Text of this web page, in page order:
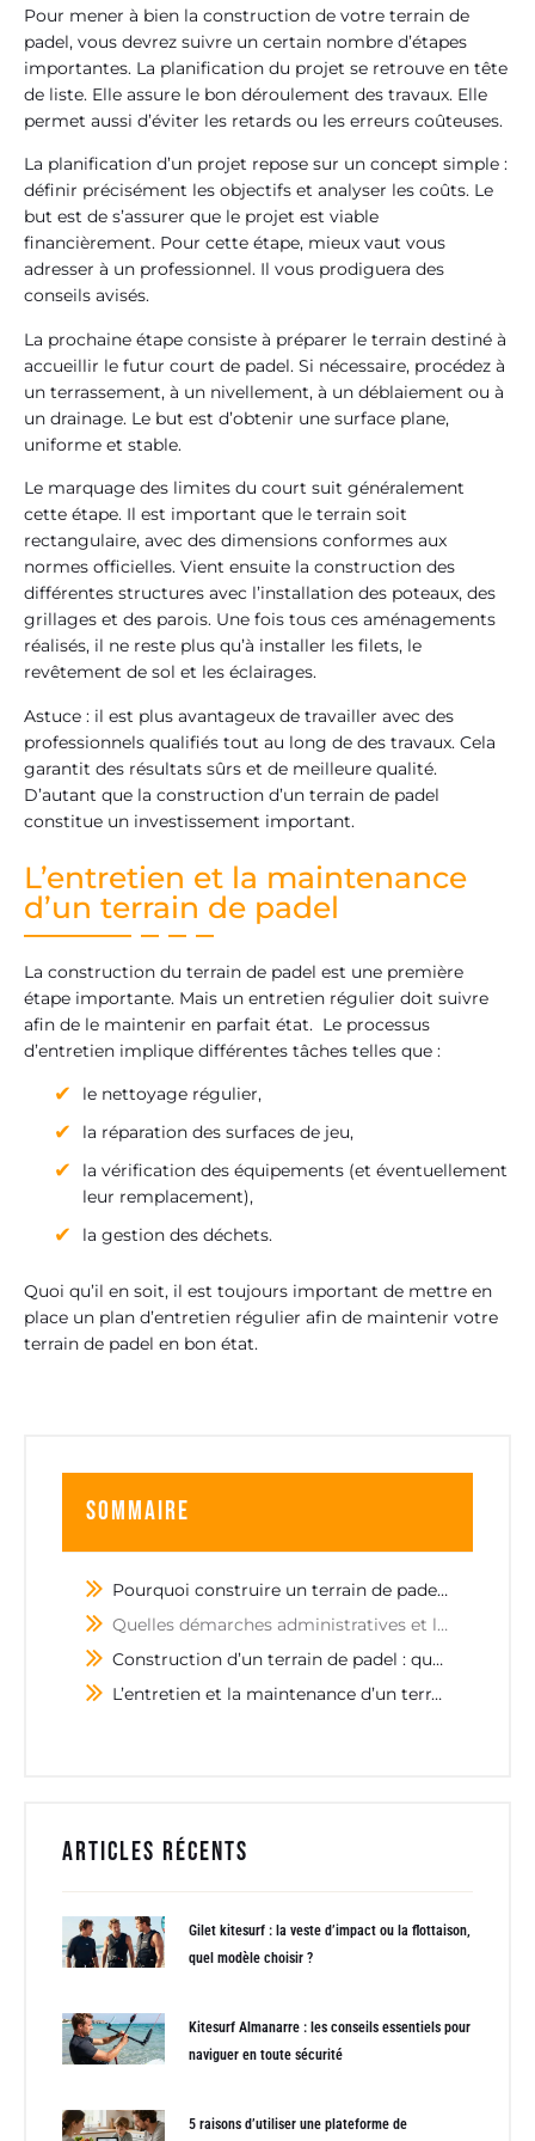
Pour mener à bien la construction de votre terrain de
padel, vous devrez suivre un certain nombre d’étapes
importantes. La planification du projet se retrouve en tête
de liste. Elle assure le bon déroulement des travaux. Elle
permet aussi d’éviter les retards ou les erreurs coûteuses.
La planification d’un projet repose sur un concept simple :
définir précisément les objectifs et analyser les coûts. Le
but est de s’assurer que le projet est viable
financièrement. Pour cette étape, mieux vaut vous
adresser à un professionnel. Il vous prodiguera des
conseils avisés.
La prochaine étape consiste à préparer le terrain destiné à
accueillir le futur court de padel. Si nécessaire, procédez à
un terrassement, à un nivellement, à un déblaiement ou à
un drainage. Le but est d’obtenir une surface plane,
uniforme et stable.
Le marquage des limites du court suit généralement
cette étape. Il est important que le terrain soit
rectangulaire, avec des dimensions conformes aux
normes officielles. Vient ensuite la construction des
différentes structures avec l’installation des poteaux, des
grillages et des parois. Une fois tous ces aménagements
réalisés, il ne reste plus qu’à installer les filets, le
revêtement de sol et les éclairages.
Astuce : il est plus avantageux de travailler avec des
professionnels qualifiés tout au long de des travaux. Cela
garantit des résultats sûrs et de meilleure qualité.
D’autant que la construction d’un terrain de padel
constitue un investissement important.
L’entretien et la maintenance
d’un terrain de padel
La construction du terrain de padel est une première
étape importante. Mais un entretien régulier doit suivre
afin de le maintenir en parfait état. Le processus
d’entretien implique différentes tâches telles que :
le nettoyage régulier,
la réparation des surfaces de jeu,
la vérification des équipements (et éventuellement
leur remplacement),
la gestion des déchets.
Quoi qu’il en soit, il est toujours important de mettre en
place un plan d’entretien régulier afin de maintenir votre
terrain de padel en bon état.
Sommaire
Pourquoi construire un terrain de padel ?
Quelles démarches administratives et légales suivre pour construire un terrain de padel ?
Construction d’un terrain de padel : quelles sont les étapes clés ?
L’entretien et la maintenance d’un terrain de padel
Articles récents
Gilet kitesurf : la veste d’impact ou la flottaison,
quel modèle choisir ?
Kitesurf Almanarre : les conseils essentiels pour
naviguer en toute sécurité
5 raisons d’utiliser une plateforme de